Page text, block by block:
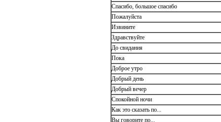
Спасибо, большое спасибо
Пожалуйста
Извините
Здравствуйте
До свидания
Пока
Доброе утро
Добрый день
Добрый вечер
Спокойной ночи
Как это сказать по...
Вы говорите по...